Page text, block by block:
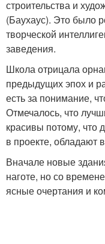
строительства и
(Баухаус). Это было
творческой
заведения.
Школа отрицала
предыдущих эпох и
есть за понимание,
Отмечалось, что
красивы потому, что
в проекте, обладают
Вначале новые
наготе, но со
ясные очертания и